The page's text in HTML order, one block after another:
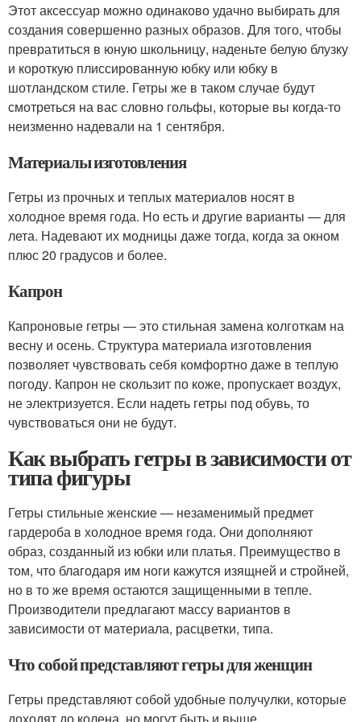
Этот аксессуар можно одинаково удачно выбирать для
создания совершенно разных образов. Для того, чтобы
превратиться в юную школьницу, наденьте белую блузку
и короткую плиссированную юбку или юбку в
шотландском стиле. Гетры же в таком случае будут
смотреться на вас словно гольфы, которые вы когда-то
неизменно надевали на 1 сентября.
Материалы изготовления
Гетры из прочных и теплых материалов носят в
холодное время года. Но есть и другие варианты — для
лета. Надевают их модницы даже тогда, когда за окном
плюс 20 градусов и более.
Капрон
Капроновые гетры — это стильная замена колготкам на
весну и осень. Структура материала изготовления
позволяет чувствовать себя комфортно даже в теплую
погоду. Капрон не скользит по коже, пропускает воздух,
не электризуется. Если надеть гетры под обувь, то
чувствоваться они не будут.
Как выбрать гетры в зависимости от
типа фигуры
Гетры стильные женские — незаменимый предмет
гардероба в холодное время года. Они дополняют
образ, созданный из юбки или платья. Преимущество в
том, что благодаря им ноги кажутся изящней и стройней,
но в то же время остаются защищенными в тепле.
Производители предлагают массу вариантов в
зависимости от материала, расцветки, типа.
Что собой представляют гетры для женщин
Гетры представляют собой удобные получулки, которые